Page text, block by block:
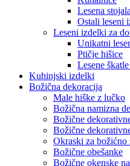
Lesena stojala
Ostali leseni
Leseni izdelki za
Unikatni
Ptičje hišice
Lesene
Kuhinjski izdelki
Božična dekoracija
Male hiške z lučko
Božična namizna
Božične
Božične
Okraski za božićno
Božične obešanke
Božične okenske